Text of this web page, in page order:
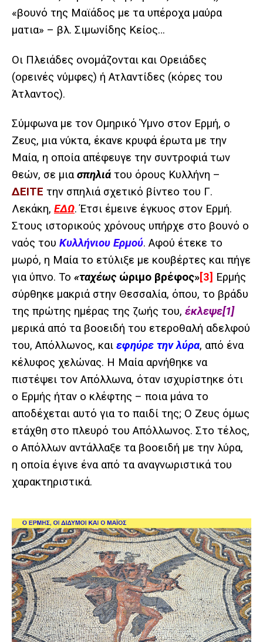
«βουνό της Μαϊάδος με τα υπέροχα μαύρα
ματια» – βλ. Σιμωνίδης Κείος…
Οι Πλειάδες ονομάζονται και Ορειάδες
(ορεινές νύμφες) ή Ατλαντίδες (κόρες του
Άτλαντος).
Σύμφωνα με τον Ομηρικό Ύμνο στον Ερμή, ο
Ζευς, μια νύκτα, έκανε κρυφά έρωτα με την
Μαία, η οποία απέφευγε την συντροφιά των
θεών, σε μιασπηλιά του όρους Κυλλήνη –
ΔΕΙΤΕ την σπηλιά σχετικό βίντεο του Γ.
Λεκάκη, ΕΔΩ. Έτσι έμεινε έγκυος στον Ερμή.
Στους ιστορικούς χρόνους υπήρχε στο βουνό ο
ναός του Κυλλήνιου Ερμού. Αφού έτεκε το
μωρό, η Μαία το ετύλιξε με κουβέρτες και πήγε
για ύπνο. Το «ταχέως ώριμο βρέφος»[3] Ερμής
σύρθηκε μακριά στην Θεσσαλία, όπου, το βράδυ
της πρώτης ημέρας της ζωής του, έκλεψε[1]
μερικά από τα βοοειδή του ετεροθαλή αδελφού
του, Απόλλωνος, και εφηύρε την λύρα, από ένα
κέλυφος χελώνας. Η Μαία αρνήθηκε να
πιστέψει τον Απόλλωνα, όταν ισχυρίστηκε ότι
ο Ερμής ήταν ο κλέφτης – ποια μάνα το
αποδέχεται αυτό για το παιδί της; Ο Ζευς όμως
ετάχθη στο πλευρό του Απόλλωνος. Στο τέλος,
ο Απόλλων αντάλλαξε τα βοοειδή με την λύρα,
η οποία έγινε ένα από τα αναγνωριστικά του
χαρακτηριστικά.